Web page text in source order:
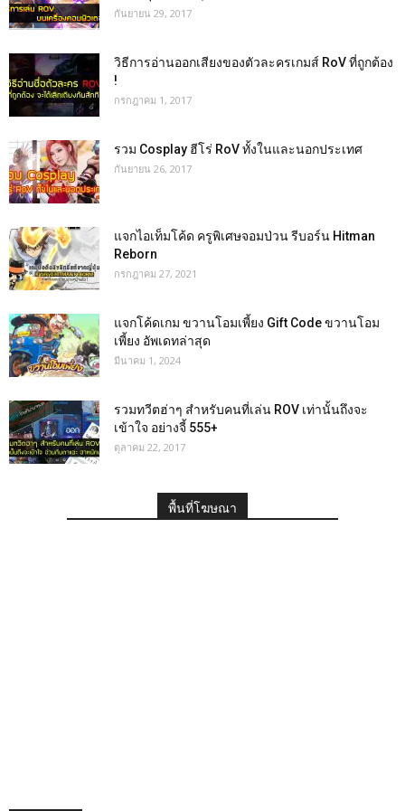
กันยายน 29, 2017
วิธีการอ่านออกเสียงของตัวละครเกมส์ RoV ที่ถูกต้อง
!
กรกฎาคม 1, 2017
รวม Cosplay ฮีโร่ RoV ทั้งในและนอกประเทศ
กันยายน 26, 2017
แจกไอเท็มโค้ด ครูพิเศษจอมป่วน รีบอร์น Hitman
Reborn
กรกฎาคม 27, 2021
แจกโค้ดเกม ขวานโอมเพี้ยง Gift Code ขวานโอม
เพี้ยง อัพเดทล่าสุด
มีนาคม 1, 2024
รวมทวีตฮ่าๆ สำหรับคนที่เล่น ROV เท่านั้นถึงจะ
เข้าใจ อย่างจี้ 555+
ตุลาคม 22, 2017
พื้นที่โฆษณา